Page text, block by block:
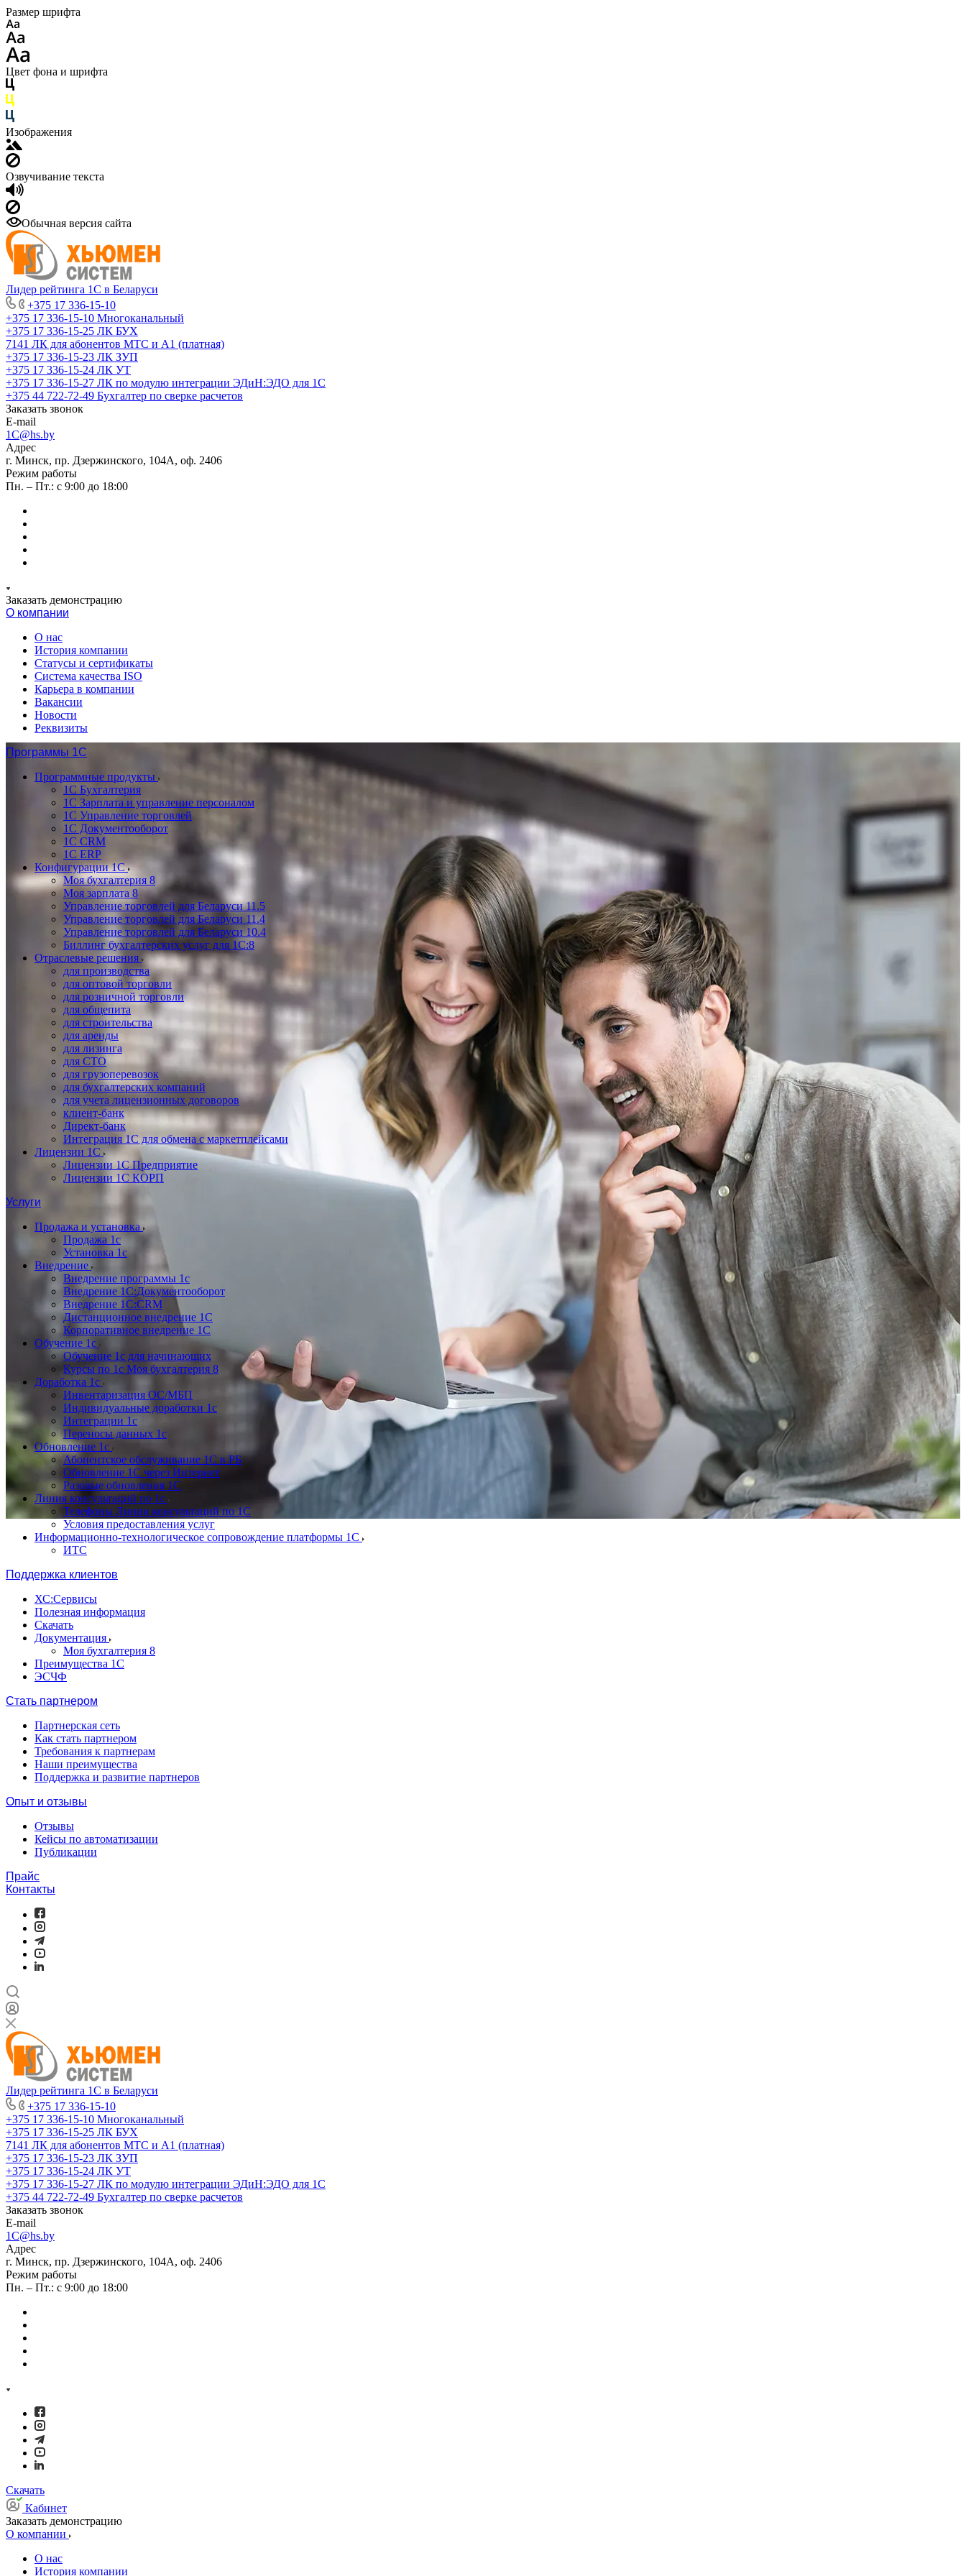
Размер шрифта
Цвет фона и шрифта
Изображения
Озвучивание текста
Обычная версия сайта
Лидер рейтинга 1С в Беларуси
+375 17 336-15-10
+375 17 336-15-10 Многоканальный
+375 17 336-15-25 ЛК БУХ
7141 ЛК для абонентов МТС и А1 (платная)
+375 17 336-15-23 ЛК ЗУП
+375 17 336-15-24 ЛК УТ
+375 17 336-15-27 ЛК по модулю интеграции ЭДиН:ЭДО для 1С
+375 44 722-72-49 Бухгалтер по сверке расчетов
Заказать звонок
E-mail
1C@hs.by
Адрес
г. Минск, пр. Дзержинского, 104А, оф. 2406
Режим работы
Пн. – Пт.: с 9:00 до 18:00
Заказать демонстрацию
О компании
О нас
История компании
Статусы и сертификаты
Система качества ISO
Карьера в компании
Вакансии
Новости
Реквизиты
Программы 1С
Программные продукты
1С Бухгалтерия
1С Зарплата и управление персоналом
1С Управление торговлей
1С Документооборот
1С CRM
1С ERP
Конфигурации 1С
Моя бухгалтерия 8
Моя зарплата 8
Управление торговлей для Беларуси 11.5
Управление торговлей для Беларуси 11.4
Управление торговлей для Беларуси 10.4
Биллинг бухгалтерских услуг для 1С:8
Отраслевые решения
для производства
для оптовой торговли
для розничной торговли
для общепита
для строительства
для аренды
для лизинга
для СТО
для грузоперевозок
для бухгалтерских компаний
для учета лицензионных договоров
клиент-банк
Директ-банк
Интеграция 1C для обмена с маркетплейсами
Лицензии 1С
Лицензии 1С Предприятие
Лицензии 1С КОРП
Услуги
Продажа и установка
Продажа 1с
Установка 1с
Внедрение
Внедрение программы 1с
Внедрение 1С:Документооборот
Внедрение 1С:CRM
Дистанционное внедрение 1С
Корпоративное внедрение 1С
Обучение 1с
Обучение 1с для начинающих
Курсы по 1с Моя бухгалтерия 8
Доработка 1с
Инвентаризация ОС/МБП
Индивидуальные доработки 1с
Интеграции 1с
Переносы данных 1с
Обновление 1с
Абонентское обслуживание 1С в РБ
Обновление 1С через Интернет
Разовые обновления 1С
Линия консультаций по 1с
Телефоны Линии консультаций по 1С
Условия предоставления услуг
Информационно-технологическое сопровождение платформы 1С
ИТС
Поддержка клиентов
ХС:Сервисы
Полезная информация
Скачать
Документация
Моя бухгалтерия 8
Преимущества 1С
ЭСЧФ
Стать партнером
Партнерская сеть
Как стать партнером
Требования к партнерам
Наши преимущества
Поддержка и развитие партнеров
Опыт и отзывы
Отзывы
Кейсы по автоматизации
Публикации
Прайс
Контакты
Лидер рейтинга 1С в Беларуси
+375 17 336-15-10
+375 17 336-15-10 Многоканальный
+375 17 336-15-25 ЛК БУХ
7141 ЛК для абонентов МТС и А1 (платная)
+375 17 336-15-23 ЛК ЗУП
+375 17 336-15-24 ЛК УТ
+375 17 336-15-27 ЛК по модулю интеграции ЭДиН:ЭДО для 1С
+375 44 722-72-49 Бухгалтер по сверке расчетов
Заказать звонок
E-mail
1C@hs.by
Адрес
г. Минск, пр. Дзержинского, 104А, оф. 2406
Режим работы
Пн. – Пт.: с 9:00 до 18:00
Скачать
Кабинет
Заказать демонстрацию
О компании
О нас
История компании